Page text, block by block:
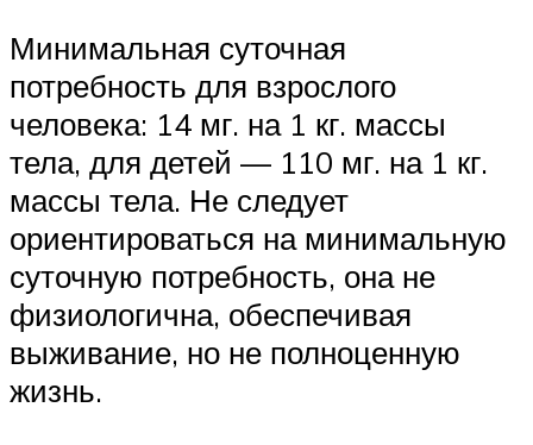
Минимальная суточная
потребность для взрослого
человека: 14 мг. на 1 кг. массы
тела, для детей — 110 мг. на 1 кг.
массы тела. Не следует
ориентироваться на минимальную
суточную потребность, она не
физиологична, обеспечивая
выживание, но не полноценную
жизнь.